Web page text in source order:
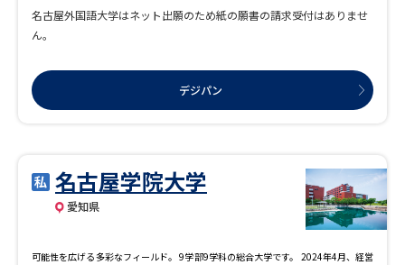
位取得留学」、任意の大学への「認定留学」があります。このほか、留学先の現地
企業や教育機関でのインターンシップを行う「中期留学」、春期・夏期休暇を利用
います。 ※朝日新聞出版発行：大学ランキング2026年版「外国人教員の比率（規模
別・学生数3000人以上）」の項目より ●ALL ENGLISHの"超"少人数授業PUT 学生4
人と外国人教員1人で行う全学部・全学科必修の「PUT（パワーアップチュートリア
職実績 全学部・全学科を対象にした独自のサポート体制「エアラインドリカムプラ
ン」では、「エアライン・ホスピタリティ科目」など、航空業界に関する正規授業
も開講。また、外資系航空会社の正規訓練施設での研修や、企業でのインターンシ
ップなど、実際の現場を経験します。2024年度の航空業界の内定者は104名、内39
月～2025年3月卒業生）の実績（大学通信調べ）を誇っています。
名古屋外国語大学はネット出願のため紙の願書の請求受付はありませ
ん。
デジパン
名古屋学院大学
愛知県
可能性を広げる多彩なフィールド。 9学部9学科の総合大学です。 2024年4月、経営